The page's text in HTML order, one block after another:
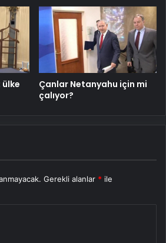
ülke
Çanlar Netanyahu için mi
çalıyor?
Gerekli alanlar * ile